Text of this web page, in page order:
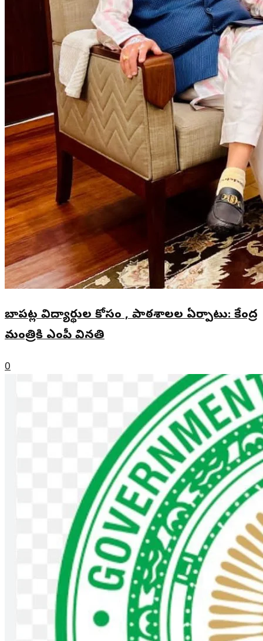
బాపట్ల విద్యార్థుల కోసం , పాఠశాలల ఏర్పాటు: కేంద్ర
మంత్రికి ఎంపీ వినతి
0